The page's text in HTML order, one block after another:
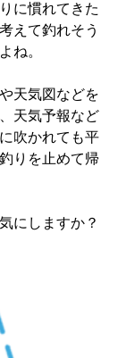
に慣れてきた
えて釣れそう
ね。
天気図などを
天気予報など
吹かれても平
りを止めて帰
にしますか？